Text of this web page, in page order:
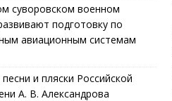
суворовском военном
подготовку по
авиационным системам
и пляски Российской
А. В. Александрова